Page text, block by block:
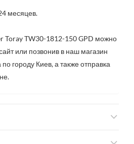
месяцев.
Toray TW30-1812-150 GPD можно
или позвонив в наш магазин
городу Киев, а также отправка